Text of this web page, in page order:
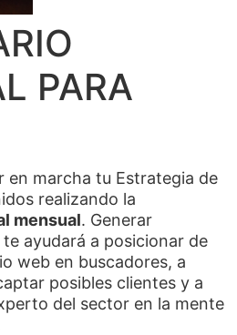
PARA
en marcha tu Estrategia de
realizando la
mensual. Generar
ayudará a posicionar de
web en buscadores, a
posibles clientes y a
del sector en la mente